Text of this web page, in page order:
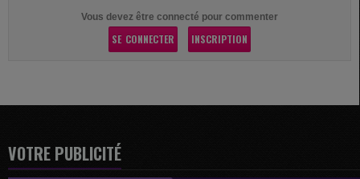
Vous devez être connecté pour commenter
SE CONNECTER INSCRIPTION
VOTRE PUBLICITÉ